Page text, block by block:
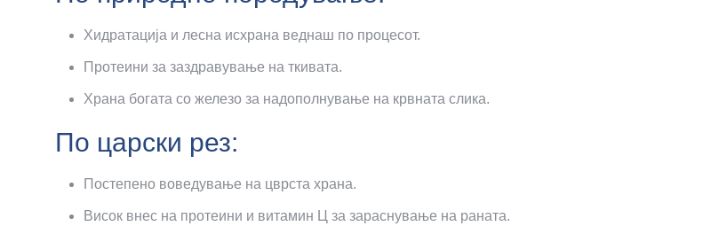
Хидратација и лесна исхрана веднаш по процесот.
Протеини за заздравување на ткивата.
Храна богата со железо за надополнување на крвната слика.
По царски рез:
Постепено воведување на цврста храна.
Висок внес на протеини и витамин Ц за зараснување на раната.